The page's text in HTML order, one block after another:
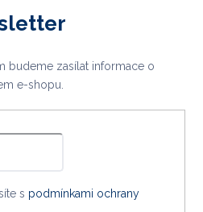
budeme zasílat informace o
e-shopu.
s podmínkami ochrany